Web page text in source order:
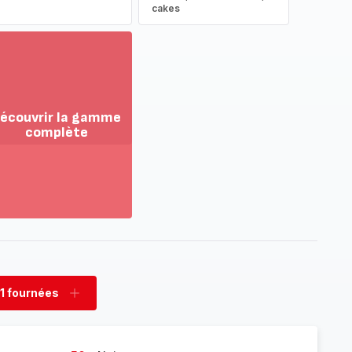
cakes
la gamme
complète
fournées
Ajouter